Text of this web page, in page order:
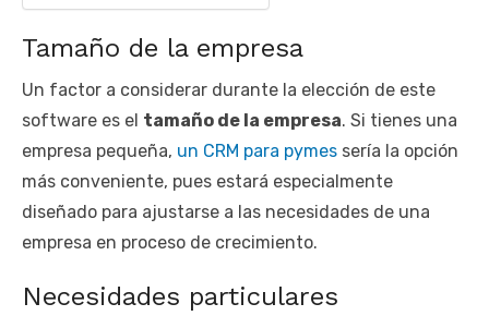
Tamaño de la empresa
Un factor a considerar durante la elección de este
software es el tamaño de la empresa. Si tienes una
empresa pequeña, un CRM para pymes sería la opción
más conveniente, pues estará especialmente
diseñado para ajustarse a las necesidades de una
empresa en proceso de crecimiento.
Necesidades particulares